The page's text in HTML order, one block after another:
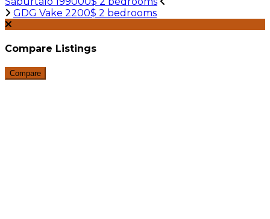
GDG Vake 2200$ 2 bedrooms
Compare Listings
Compare